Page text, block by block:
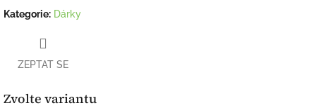
Kategorie: Dárky
ZEPTAT SE
Zvolte variantu